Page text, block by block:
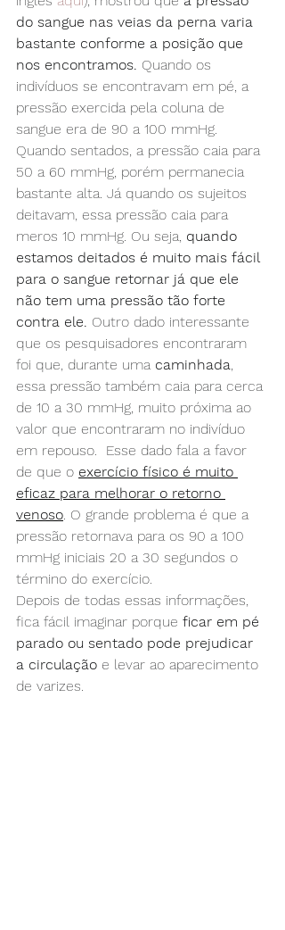
do sangue nas veias da perna varia
bastante conforme a posição que
nos encontramos. Quando os
indivíduos se encontravam em pé, a
pressão exercida pela coluna de
sangue era de 90 a 100 mmHg.
Quando sentados, a pressão caia para
50 a 60 mmHg, porém permanecia
bastante alta. Já quando os sujeitos
deitavam, essa pressão caia para
meros 10 mmHg. Ou seja, quando
estamos deitados é muito mais fácil
para o sangue retornar já que ele
não tem uma pressão tão forte
contra ele. Outro dado interessante
que os pesquisadores encontraram
foi que, durante uma caminhada,
essa pressão também caia para cerca
de 10 a 30 mmHg, muito próxima ao
valor que encontraram no indivíduo
em repouso.  Esse dado fala a favor
de que o exercício físico é muito
eficaz para melhorar o retorno
venoso. O grande problema é que a
pressão retornava para os 90 a 100
mmHg iniciais 20 a 30 segundos o
término do exercício.
Depois de todas essas informações,
fica fácil imaginar porque ficar em pé
parado ou sentado pode prejudicar
a circulação e levar ao aparecimento
de varizes.